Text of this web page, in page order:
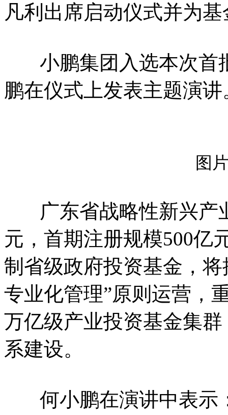
凡利出席启动仪式并为
小鹏集团入选本次首
鹏在仪式上发表主题演讲
图
广东省战略性新兴产
元，首期注册规模500亿
制省级政府投资基金，
专业化管理”原则运营，
万亿级产业投资基金集
系建设。
何小鹏在演讲中表示